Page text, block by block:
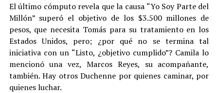
El último cómputo revela que la causa “Yo Soy Parte del
Millón” superó el objetivo de los $3.500 millones de
pesos, que necesita Tomás para su tratamiento en los
Estados Unidos, pero; ¿por qué no se termina tal
iniciativa con un “Listo, ¿objetivo cumplido”? Camila lo
mencionó una vez, Marcos Reyes, su acompañante,
también. Hay otros Duchenne por quienes caminar, por
quienes luchar.